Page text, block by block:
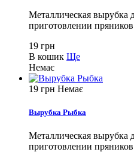
Металлическая вырубка
приготовлении
19 грн
В кошик Ще
Немає
19 грн Немає
Вырубка Рыбка
Металлическая вырубка
приготовлении